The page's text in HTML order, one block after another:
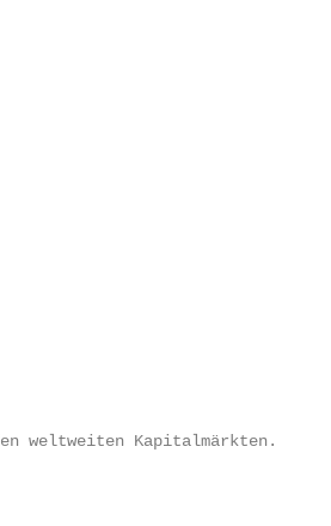
weltweiten Kapitalmärkten.